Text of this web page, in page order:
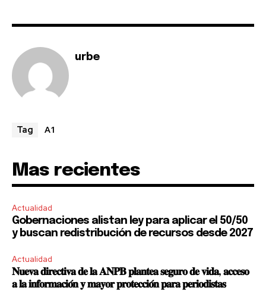
urbe
Tag A1
Mas recientes
Actualidad
Gobernaciones alistan ley para aplicar el 50/50
y buscan redistribución de recursos desde 2027
Actualidad
𝐍𝐮𝐞𝐯𝐚 𝐝𝐢𝐫𝐞𝐜𝐭𝐢𝐯𝐚 𝐝𝐞 𝐥𝐚 𝐀𝐍𝐏𝐁 𝐩𝐥𝐚𝐧𝐭𝐞𝐚 𝐬𝐞𝐠𝐮𝐫𝐨 𝐝𝐞 𝐯𝐢𝐝𝐚, 𝐚𝐜𝐜𝐞𝐬𝐨
𝐚 𝐥𝐚 𝐢𝐧𝐟𝐨𝐫𝐦𝐚𝐜𝐢𝐨́𝐧 𝐲 𝐦𝐚𝐲𝐨𝐫 𝐩𝐫𝐨𝐭𝐞𝐜𝐜𝐢𝐨́𝐧 𝐩𝐚𝐫𝐚 𝐩𝐞𝐫𝐢𝐨𝐝𝐢𝐬𝐭𝐚𝐬